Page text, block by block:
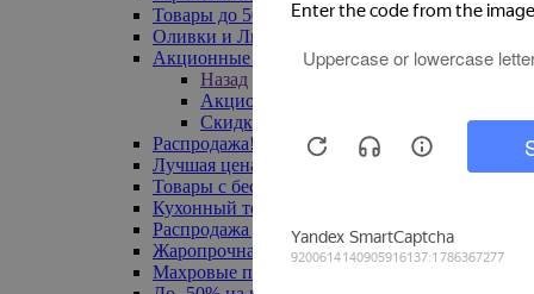
Товары до 500 руб
Оливки и Лимоны
Акционные товары
Назад
Акционные товары
Скидка 20% по промокоду
Распродажа! Ульяновск до -70%
Лучшая цена
Товары с бесплатной доставкой
Кухонный текстиль
Распродажа до -50%
Жаропрочная посуда
Махровые полотенца